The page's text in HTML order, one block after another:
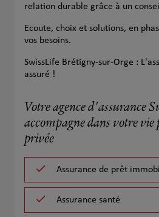
relation durable grâce à un
Ecoute, choix et solutions, en
vos besoins.
SwissLife Brétigny-sur-Orge :
assuré !
Votre agence d'assurance
accompagne dans votre vie
privée
Assurance de prêt
Assurance santé